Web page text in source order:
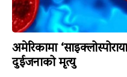
अमेरिकामा
दुईजनाको मृत्यु